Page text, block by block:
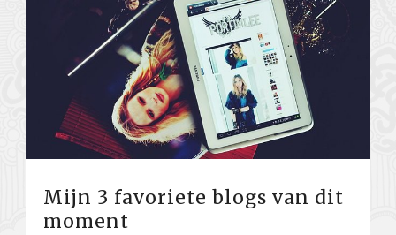
Mijn 3 favoriete blogs van dit
moment